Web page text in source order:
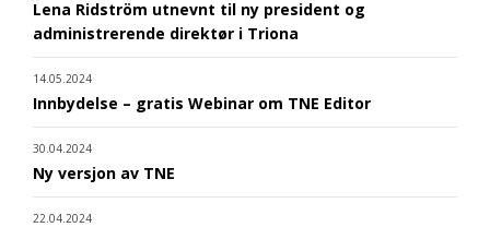
Lena Ridström utnevnt til ny president og
administrerende direktør i Triona
14.05.2024
Innbydelse – gratis Webinar om TNE Editor
30.04.2024
Ny versjon av TNE
22.04.2024